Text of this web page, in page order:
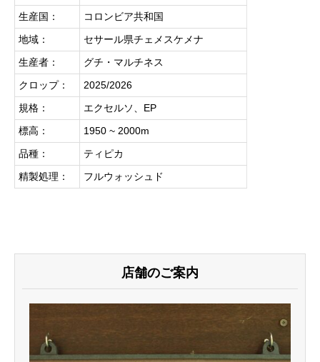
生産国：
コロンビア共和国
地域：
セサール県チェメスケメナ
生産者：
グチ・マルチネス
クロップ：
2025/2026
規格：
エクセルソ、EP
標高：
1950 ~ 2000m
品種：
ティピカ
精製処理：
フルウォッシュド
店舗のご案内